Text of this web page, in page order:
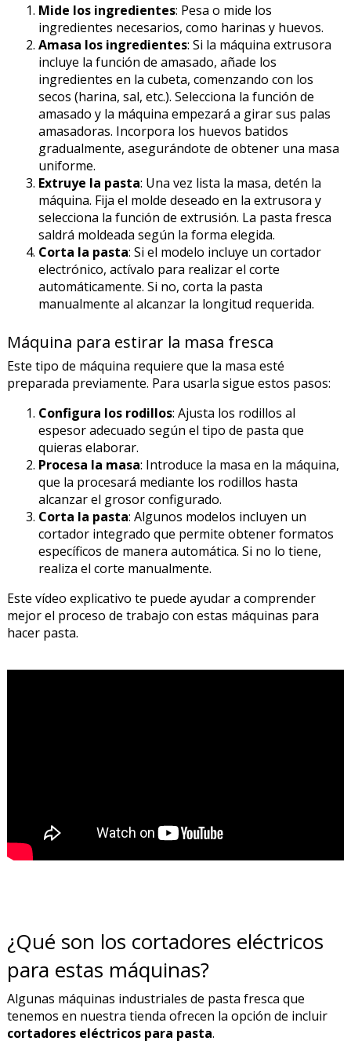
Mide los ingredientes: Pesa o mide los
ingredientes necesarios, como harinas y huevos.
Amasa los ingredientes: Si la máquina extrusora
incluye la función de amasado, añade los
ingredientes en la cubeta, comenzando con los
secos (harina, sal, etc.). Selecciona la función de
amasado y la máquina empezará a girar sus palas
amasadoras. Incorpora los huevos batidos
gradualmente, asegurándote de obtener una masa
uniforme.
Extruye la pasta: Una vez lista la masa, detén la
máquina. Fija el molde deseado en la extrusora y
selecciona la función de extrusión. La pasta fresca
saldrá moldeada según la forma elegida.
Corta la pasta: Si el modelo incluye un cortador
electrónico, actívalo para realizar el corte
automáticamente. Si no, corta la pasta
manualmente al alcanzar la longitud requerida.
Máquina para estirar la masa fresca
Este tipo de máquina requiere que la masa esté
preparada previamente. Para usarla sigue estos pasos:
Configura los rodillos: Ajusta los rodillos al
espesor adecuado según el tipo de pasta que
quieras elaborar.
Procesa la masa: Introduce la masa en la máquina,
que la procesará mediante los rodillos hasta
alcanzar el grosor configurado.
Corta la pasta: Algunos modelos incluyen un
cortador integrado que permite obtener formatos
específicos de manera automática. Si no lo tiene,
realiza el corte manualmente.
Este vídeo explicativo te puede ayudar a comprender
mejor el proceso de trabajo con estas máquinas para
hacer pasta.
¿Qué son los cortadores eléctricos
para estas máquinas?
Algunas máquinas industriales de pasta fresca que
tenemos en nuestra tienda ofrecen la opción de incluir
cortadores eléctricos para pasta.